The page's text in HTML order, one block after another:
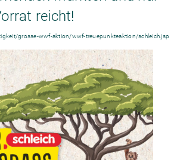
reicht!
grosse-wwf-aktion/wwf-treuepunkteaktion/schleich.jsp